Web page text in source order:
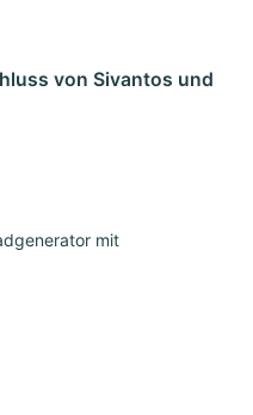
von Sivantos und
mit